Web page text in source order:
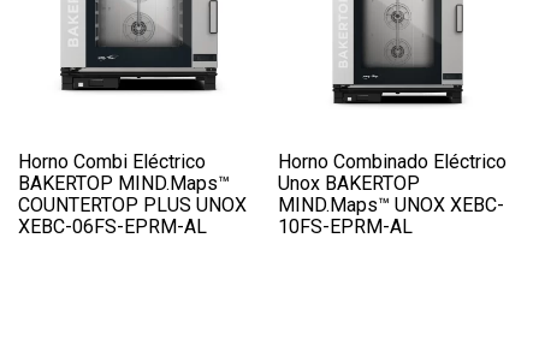
Horno Combi Eléctrico
BAKERTOP MIND.Maps™
COUNTERTOP PLUS UNOX
XEBC-06FS-EPRM-AL
Horno Combinado Eléctrico
Unox BAKERTOP
MIND.Maps™ UNOX XEBC-
10FS-EPRM-AL